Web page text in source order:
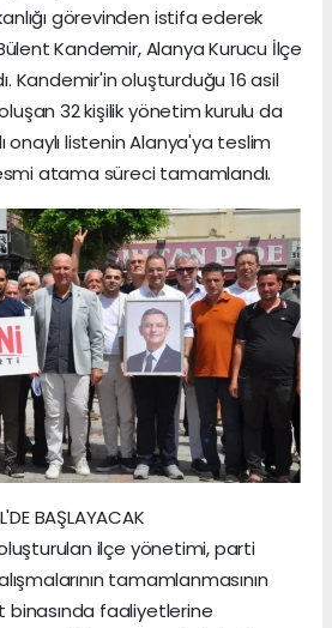
görevinden istifa ederek
Kandemir, Alanya Kurucu İlçe
Kandemir'in oluşturduğu 16 asil
32 kişilik yönetim kurulu da
onaylı listenin Alanya'ya teslim
atama süreci tamamlandı.
BAŞLAYACAK
ilçe yönetimi, parti
tamamlanmasının
binasında faaliyetlerine